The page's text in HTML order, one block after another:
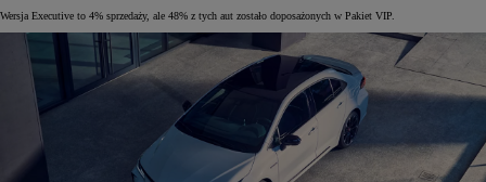
Wersja Executive to 4% sprzedaży, ale 48% z tych aut zostało doposażonych w Pakiet VIP.